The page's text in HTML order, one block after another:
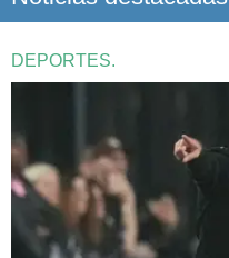
DEPORTES.